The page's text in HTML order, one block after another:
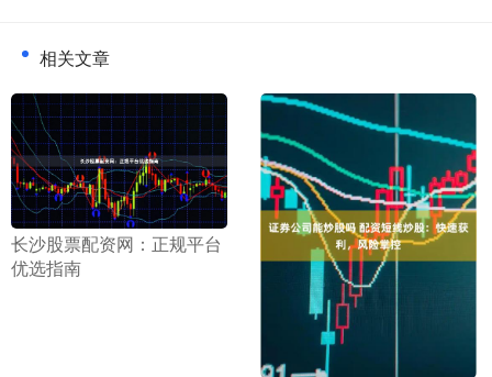
相关文章
​长沙股票配资网：正规平台
优选指南